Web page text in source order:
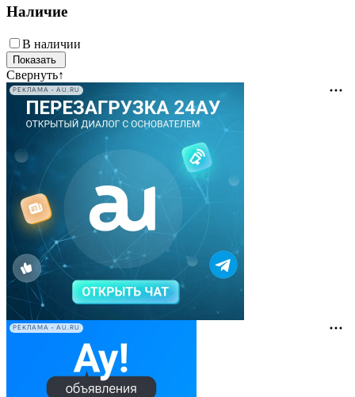
Наличие
В наличии
Свернуть↑
РЕКЛАМА • AU.RU
РЕКЛАМА • AU.RU